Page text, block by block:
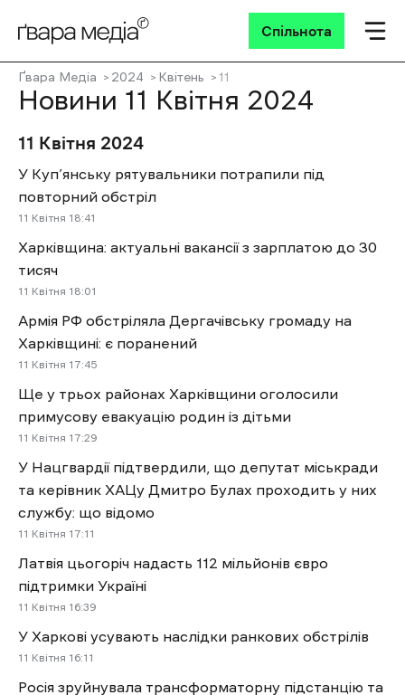
Спільнота
Ґвара Медіа 2024 Квітень 11
Новини 11 Квітня 2024
11 Квітня 2024
У Куп’янську рятувальники потрапили під
повторний обстріл
11 Квітня 18:41
Харківщина: актуальні вакансії з зарплатою до 30
тисяч
11 Квітня 18:01
Армія РФ обстріляла Дергачівську громаду на
Харківщині: є поранений
11 Квітня 17:45
Ще у трьох районах Харківщини оголосили
примусову евакуацію родин із дітьми
11 Квітня 17:29
У Нацгвардії підтвердили, що депутат міськради
та керівник ХАЦу Дмитро Булах проходить у них
службу: що відомо
11 Квітня 17:11
Латвія цьогоріч надасть 112 мільйонів євро
підтримки Україні
11 Квітня 16:39
У Харкові усувають наслідки ранкових обстрілів
11 Квітня 16:11
Росія зруйнувала трансформаторну підстанцію та